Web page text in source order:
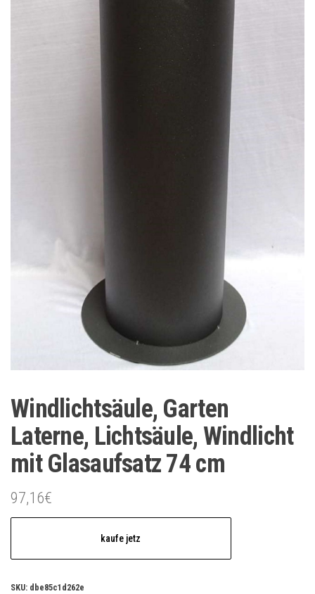
Windlichtsäule, Garten
Laterne, Lichtsäule, Windlicht
mit Glasaufsatz 74 cm
97,16€
kaufe jetz
SKU: dbe85c1d262e